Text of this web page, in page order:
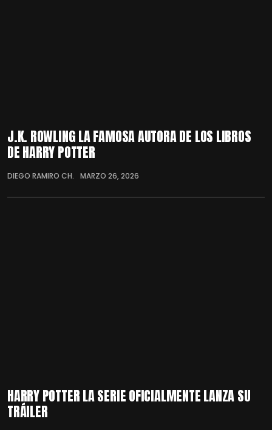
J.K. ROWLING LA FAMOSA AUTORA DE LOS LIBROS
DE HARRY POTTER
DIEGO RAMIRO CH. MARZO 26, 2026
HARRY POTTER LA SERIE OFICIALMENTE LANZA SU
TRÁILER